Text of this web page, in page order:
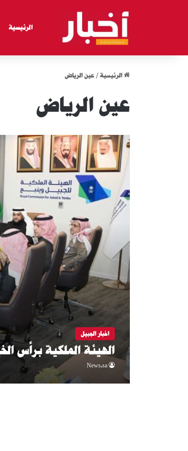
الرئيسية
الرئيسية / عين الرياض
عين الرياض
اخبار الجبيل
الهيئة الملكية برأس
News.sa